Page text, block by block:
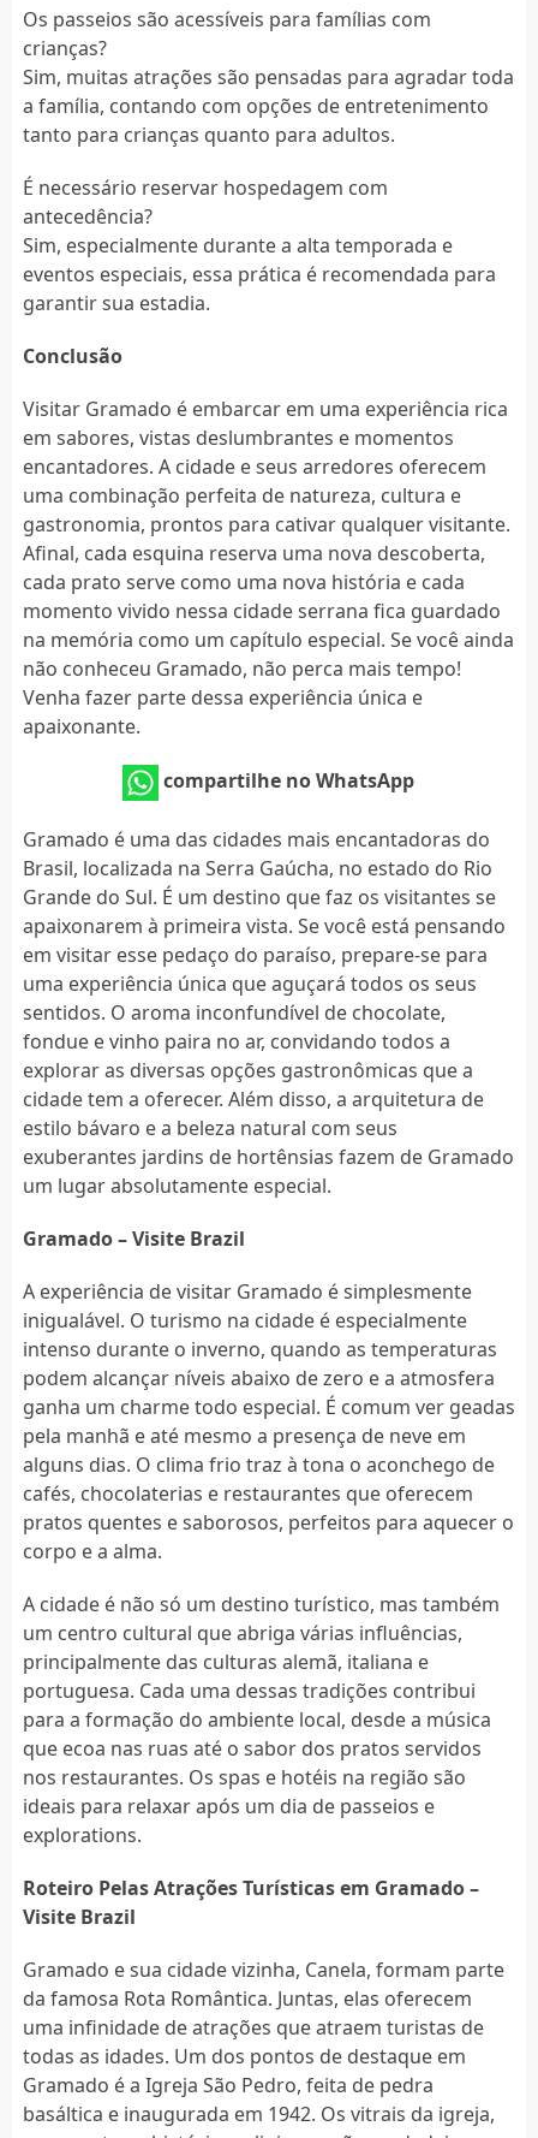
Os passeios são acessíveis para famílias com
crianças?
Sim, muitas atrações são pensadas para agradar toda
a família, contando com opções de entretenimento
tanto para crianças quanto para adultos.
É necessário reservar hospedagem com
antecedência?
Sim, especialmente durante a alta temporada e
eventos especiais, essa prática é recomendada para
garantir sua estadia.
Conclusão
Visitar Gramado é embarcar em uma experiência rica
em sabores, vistas deslumbrantes e momentos
encantadores. A cidade e seus arredores oferecem
uma combinação perfeita de natureza, cultura e
gastronomia, prontos para cativar qualquer visitante.
Afinal, cada esquina reserva uma nova descoberta,
cada prato serve como uma nova história e cada
momento vivido nessa cidade serrana fica guardado
na memória como um capítulo especial. Se você ainda
não conheceu Gramado, não perca mais tempo!
Venha fazer parte dessa experiência única e
apaixonante.
compartilhe no WhatsApp
Gramado é uma das cidades mais encantadoras do
Brasil, localizada na Serra Gaúcha, no estado do Rio
Grande do Sul. É um destino que faz os visitantes se
apaixonarem à primeira vista. Se você está pensando
em visitar esse pedaço do paraíso, prepare-se para
uma experiência única que aguçará todos os seus
sentidos. O aroma inconfundível de chocolate,
fondue e vinho paira no ar, convidando todos a
explorar as diversas opções gastronômicas que a
cidade tem a oferecer. Além disso, a arquitetura de
estilo bávaro e a beleza natural com seus
exuberantes jardins de hortênsias fazem de Gramado
um lugar absolutamente especial.
Gramado – Visite Brazil
A experiência de visitar Gramado é simplesmente
inigualável. O turismo na cidade é especialmente
intenso durante o inverno, quando as temperaturas
podem alcançar níveis abaixo de zero e a atmosfera
ganha um charme todo especial. É comum ver geadas
pela manhã e até mesmo a presença de neve em
alguns dias. O clima frio traz à tona o aconchego de
cafés, chocolaterias e restaurantes que oferecem
pratos quentes e saborosos, perfeitos para aquecer o
corpo e a alma.
A cidade é não só um destino turístico, mas também
um centro cultural que abriga várias influências,
principalmente das culturas alemã, italiana e
portuguesa. Cada uma dessas tradições contribui
para a formação do ambiente local, desde a música
que ecoa nas ruas até o sabor dos pratos servidos
nos restaurantes. Os spas e hotéis na região são
ideais para relaxar após um dia de passeios e
explorations.
Roteiro Pelas Atrações Turísticas em Gramado –
Visite Brazil
Gramado e sua cidade vizinha, Canela, formam parte
da famosa Rota Romântica. Juntas, elas oferecem
uma infinidade de atrações que atraem turistas de
todas as idades. Um dos pontos de destaque em
Gramado é a Igreja São Pedro, feita de pedra
basáltica e inaugurada em 1942. Os vitrais da igreja,